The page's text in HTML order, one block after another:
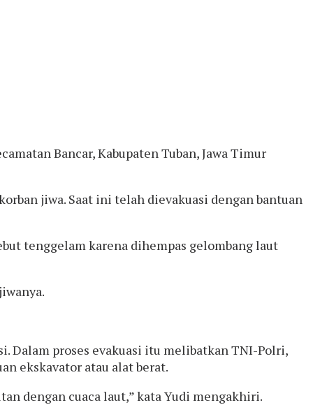
Bancar, Kabupaten Tuban, Jawa Timur
jiwa. Saat ini telah dievakuasi dengan bantuan
tenggelam karena dihempas gelombang laut
Dalam proses evakuasi itu melibatkan TNI-Polri,
ekskavator atau alat berat.
dengan cuaca laut,” kata Yudi mengakhiri.